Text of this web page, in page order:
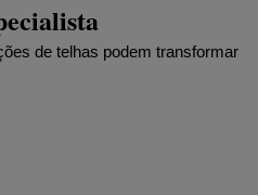
de telhas podem transformar